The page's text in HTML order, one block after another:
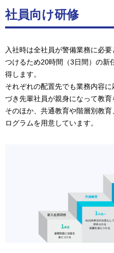
社員向け研修
入社時は全社員が警備業務に必
つけるため20時間（3日間）の新
得します。
それぞれの配置先でも業務内容
づき先輩社員が親身になって教育
そのほか、共通教育や階層別教
ログラムを用意しています。